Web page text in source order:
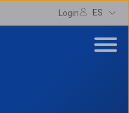
Login ES